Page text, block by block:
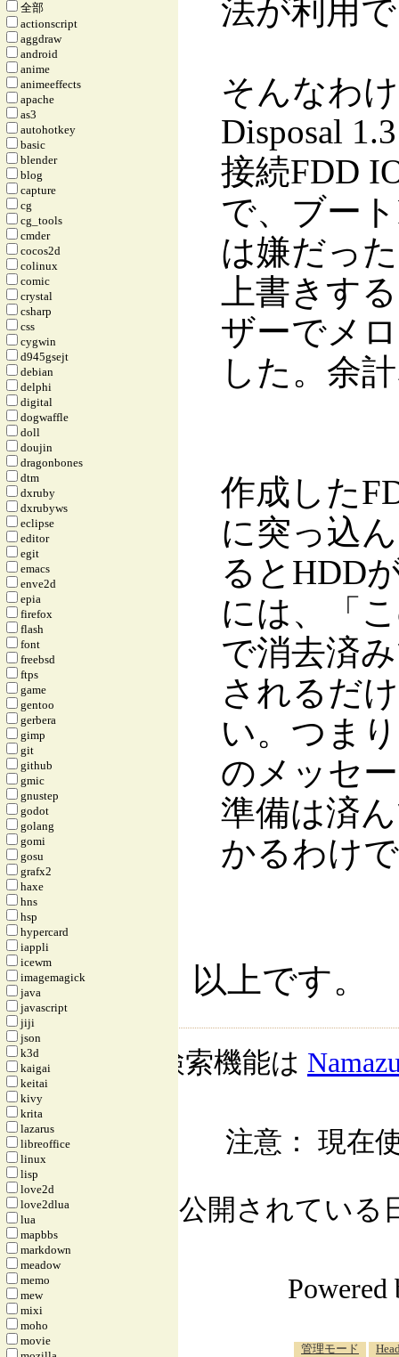
法が利用
そんなわ
Disposal
接続FDD
で、ブー
は嫌だっ
上書きす
ザーでメ
した。余
作成した
に突っ込
るとHDD
には、「こ
で消去済
されるだ
い。つま
のメッセ
準備は済
かるわけ
以上です。
全部
actionscript
aggdraw
android
anime
animeeffects
apache
as3
autohotkey
basic
blender
blog
capture
cg
cg_tools
cmder
cocos2d
colinux
comic
crystal
csharp
css
cygwin
d945gsejt
debian
delphi
digital
dogwaffle
doll
doujin
dragonbones
dtm
dxruby
dxrubyws
eclipse
editor
egit
emacs
enve2d
epia
firefox
flash
font
freebsd
ftps
game
gentoo
gerbera
gimp
git
github
gmic
gnustep
godot
golang
gomi
gosu
grafx2
haxe
hns
hsp
hypercard
iappli
icewm
imagemagick
java
javascript
jiji
json
k3d
kaigai
keitai
kivy
krita
lazarus
libreoffice
linux
lisp
love2d
love2dlua
lua
mapbbs
markdown
meadow
memo
mew
mixi
moho
movie
検索機能は
注意： 現在
公開されている
管理モード